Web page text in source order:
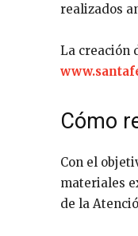
realizados
La creación
Cómo
Con el
materiales
de la